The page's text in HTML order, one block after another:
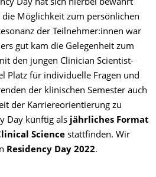
Day hat sich hierbei bewährt
Möglichkeit zum persönlichen
der Teilnehmer:innen war
gut kam die Gelegenheit zum
den jungen Clinician Scientist-
Platz für individuelle Fragen und
der klinischen Semester auch
der Karriereorientierung zu
Day künftig als jährliches Format
Science stattfinden. Wir
Residency Day 2022.